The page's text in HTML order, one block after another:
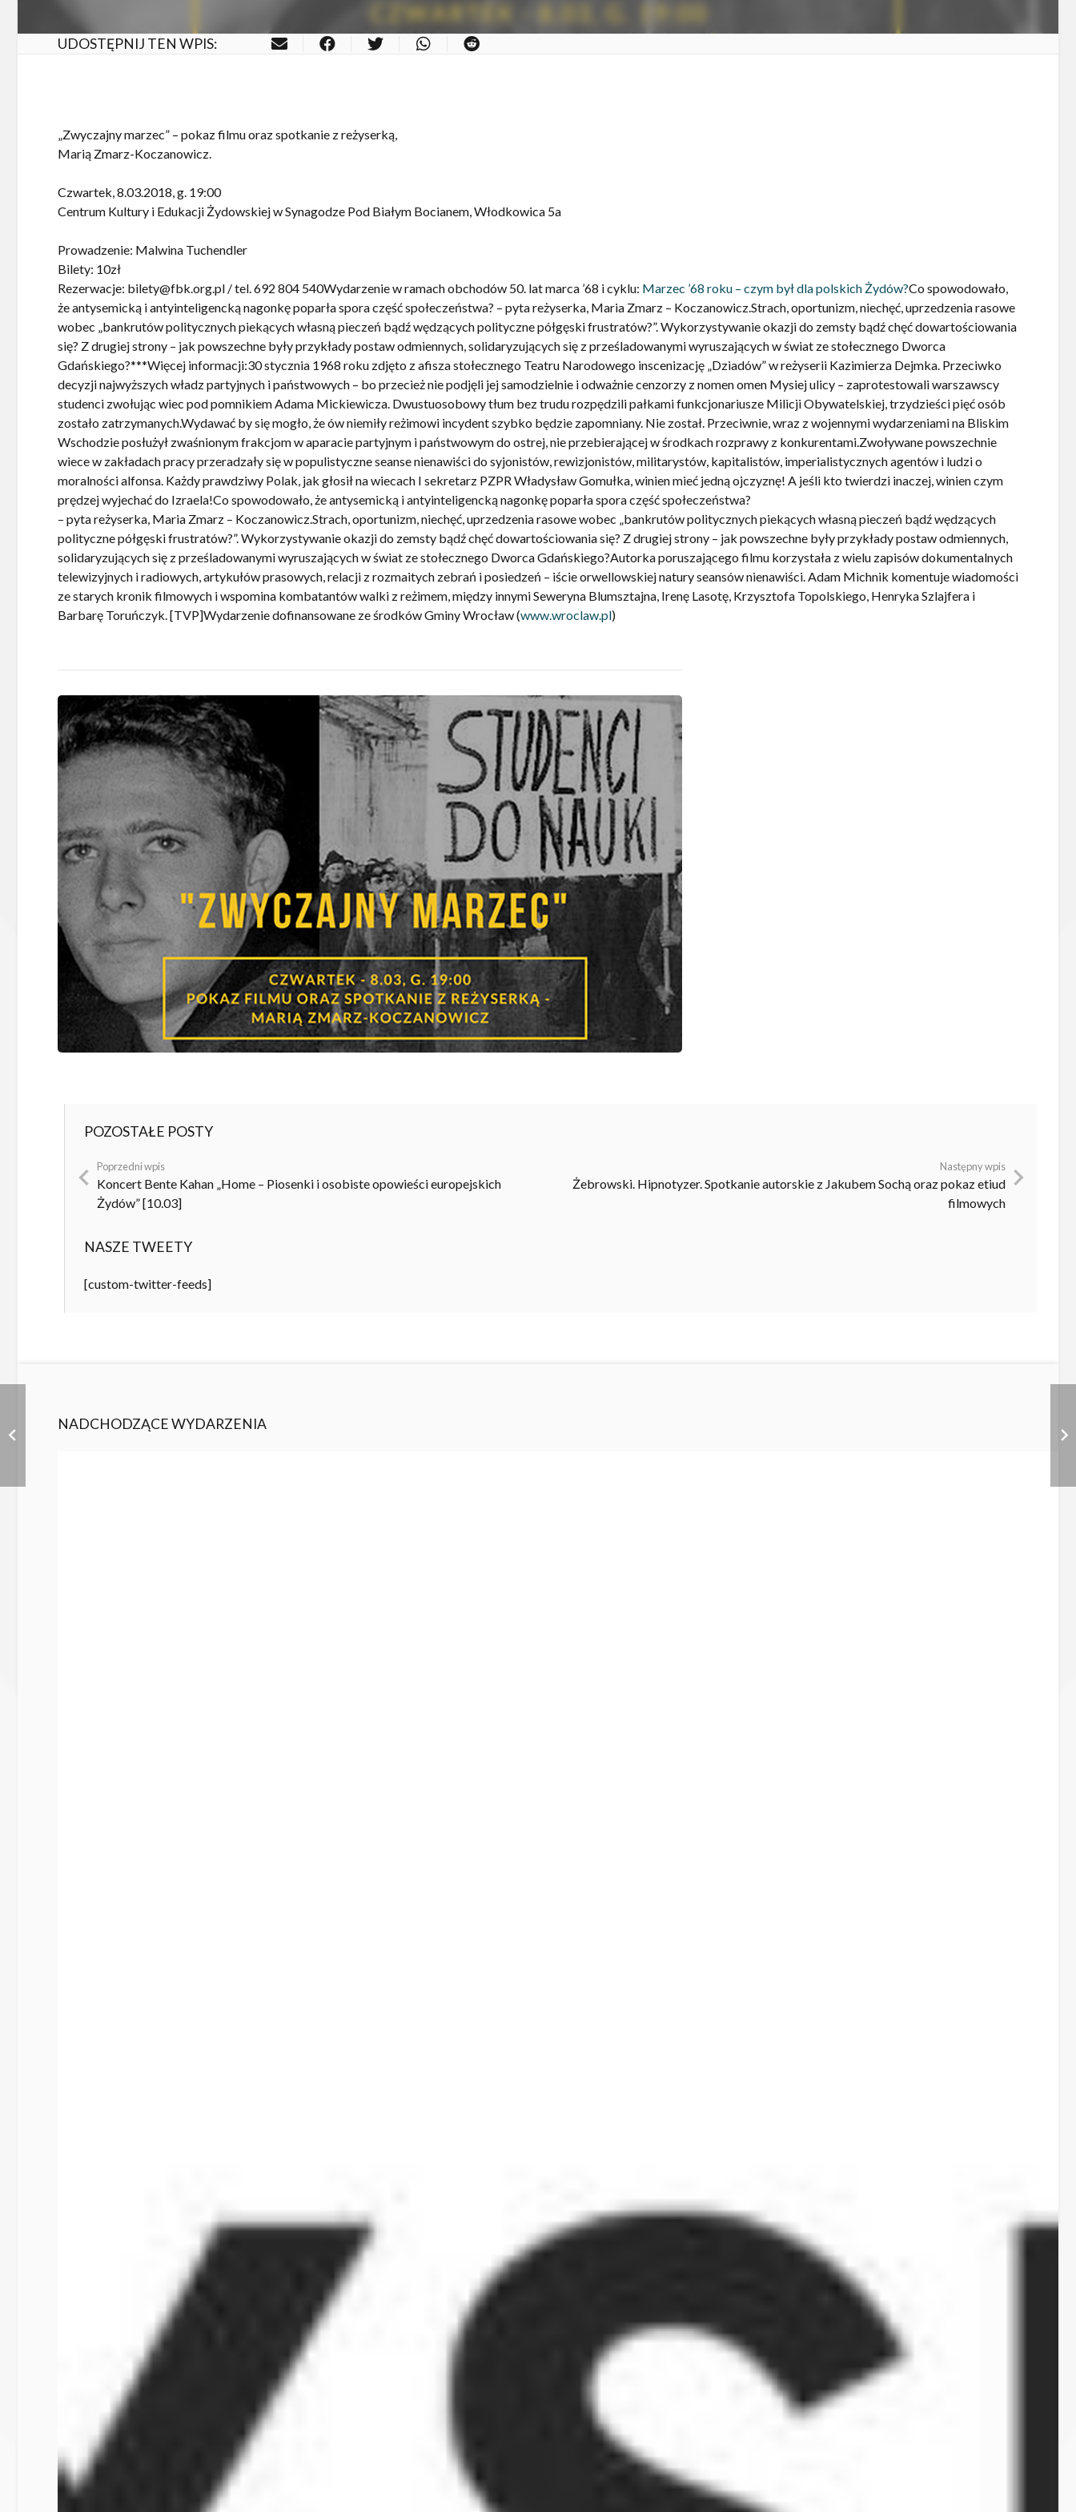
UDOSTĘPNIJ TEN WPIS:
„Zwyczajny marzec” – pokaz filmu oraz spotkanie z reżyserką,
Marią Zmarz-Koczanowicz.
Czwartek, 8.03.2018, g. 19:00
Centrum Kultury i Edukacji Żydowskiej w Synagodze Pod Białym Bocianem, Włodkowica 5a
Prowadzenie: Malwina Tuchendler
Bilety: 10zł
Rezerwacje: bilety@fbk.org.pl / tel. 692 804 540Wydarzenie w ramach obchodów 50. lat marca ’68 i cyklu: Marzec ’68 roku – czym był dla polskich Żydów?Co spowodowało,
że antysemicką i antyinteligencką nagonkę poparła spora część społeczeństwa? – pyta reżyserka, Maria Zmarz – Koczanowicz.Strach, oportunizm, niechęć, uprzedzenia rasowe
wobec „bankrutów politycznych piekących własną pieczeń bądź wędzących polityczne półgęski frustratów?”. Wykorzystywanie okazji do zemsty bądź chęć dowartościowania
się? Z drugiej strony – jak powszechne były przykłady postaw odmiennych, solidaryzujących się z prześladowanymi wyruszających w świat ze stołecznego Dworca
Gdańskiego?***Więcej informacji:30 stycznia 1968 roku zdjęto z afisza stołecznego Teatru Narodowego inscenizację „Dziadów” w reżyserii Kazimierza Dejmka. Przeciwko
decyzji najwyższych władz partyjnych i państwowych – bo przecież nie podjęli jej samodzielnie i odważnie cenzorzy z nomen omen Mysiej ulicy – zaprotestowali warszawscy
studenci zwołując wiec pod pomnikiem Adama Mickiewicza. Dwustuosobowy tłum bez trudu rozpędzili pałkami funkcjonariusze Milicji Obywatelskiej, trzydzieści pięć osób
zostało zatrzymanych.Wydawać by się mogło, że ów niemiły reżimowi incydent szybko będzie zapomniany. Nie został. Przeciwnie, wraz z wojennymi wydarzeniami na Bliskim
Wschodzie posłużył zwaśnionym frakcjom w aparacie partyjnym i państwowym do ostrej, nie przebierającej w środkach rozprawy z konkurentami.Zwoływane powszechnie
wiece w zakładach pracy przeradzały się w populistyczne seanse nienawiści do syjonistów, rewizjonistów, militarystów, kapitalistów, imperialistycznych agentów i ludzi o
moralności alfonsa. Każdy prawdziwy Polak, jak głosił na wiecach I sekretarz PZPR Władysław Gomułka, winien mieć jedną ojczyznę! A jeśli kto twierdzi inaczej, winien czym
prędzej wyjechać do Izraela!Co spowodowało, że antysemicką i antyinteligencką nagonkę poparła spora część społeczeństwa?
– pyta reżyserka, Maria Zmarz – Koczanowicz.Strach, oportunizm, niechęć, uprzedzenia rasowe wobec „bankrutów politycznych piekących własną pieczeń bądź wędzących
polityczne półgęski frustratów?”. Wykorzystywanie okazji do zemsty bądź chęć dowartościowania się? Z drugiej strony – jak powszechne były przykłady postaw odmiennych,
solidaryzujących się z prześladowanymi wyruszających w świat ze stołecznego Dworca Gdańskiego?Autorka poruszającego filmu korzystała z wielu zapisów dokumentalnych
telewizyjnych i radiowych, artykułów prasowych, relacji z rozmaitych zebrań i posiedzeń – iście orwellowskiej natury seansów nienawiści. Adam Michnik komentuje wiadomości
ze starych kronik filmowych i wspomina kombatantów walki z reżimem, między innymi Seweryna Blumsztajna, Irenę Lasotę, Krzysztofa Topolskiego, Henryka Szlajfera i
Barbarę Toruńczyk. [TVP]Wydarzenie dofinansowane ze środków Gminy Wrocław (www.wroclaw.pl)
POZOSTAŁE POSTY
Poprzedni wpis
Koncert Bente Kahan „Home – Piosenki i osobiste opowieści europejskich
Żydów” [10.03]
Następny wpis
Żebrowski. Hipnotyzer. Spotkanie autorskie z Jakubem Sochą oraz pokaz etiud
filmowych
NASZE TWEETY
[custom-twitter-feeds]
NADCHODZĄCE WYDARZENIA